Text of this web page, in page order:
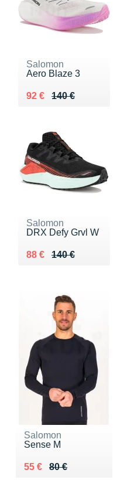
Salomon
Aero Blaze 3
140 €
Au lieu de 140 €
92 €
Vendu 92 €
Salomon
DRX Defy Grvl W
140 €
Au lieu de 140 €
88 €
Vendu 88 €
Salomon
Sense M
80 €
Au lieu de 80 €
55 €
Vendu 55 €